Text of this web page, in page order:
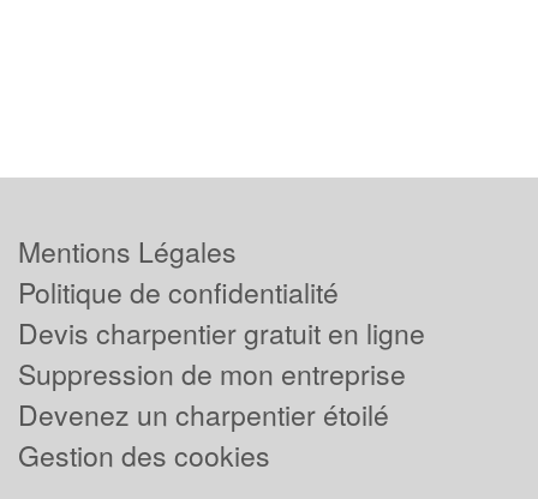
Mentions Légales
Politique de confidentialité
Devis charpentier gratuit en ligne
Suppression de mon entreprise
Devenez un charpentier étoilé
Gestion des cookies